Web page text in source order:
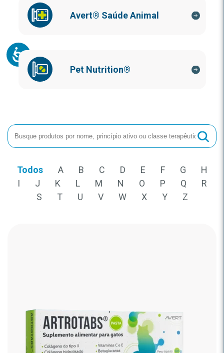
Avert® Saúde Animal
Pet Nutrition®
Todos A B C D E F G
H
I
J K L M N O P Q
R
S
T U V W X Y Z